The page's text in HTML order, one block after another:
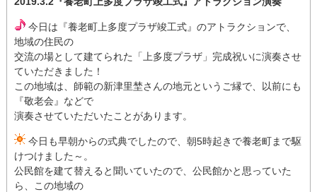
今日は『養老町上多度プラザ竣工式』のアトラクションで、
地域の住民の
交流の場として建てられた「上多度プラザ」完成祝いに演奏させ
ていただきました！
この地域は、師範の新津里埜さんの地元というご縁で、以前にも
『敬老会』などで
演奏させていただいたことがあります。
今日も早朝からの式典でしたので、朝5時起きで養老町まで駆
けつけました～。
公民館を建て替えると聞いていたので、公民館かと思っていた
ら、この地域の